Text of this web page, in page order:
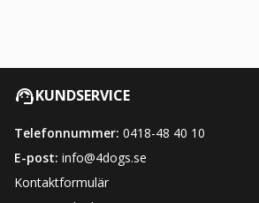
KUNDSERVICE
Telefonnummer: 0418-48 40 10
E-post: info@4dogs.se
Kontaktformulär